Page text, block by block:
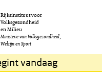
Rijksinstituut voor
Volksgezondheid
en Milieu
Ministerie van Volksgezondheid,
Welzijn en Sport
vandaag